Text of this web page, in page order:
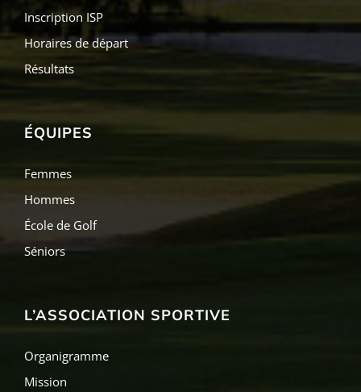
Inscription ISP
Horaires de départ
Résultats
ÉQUIPES
Femmes
Hommes
École de Golf
Séniors
L’ASSOCIATION SPORTIVE
Organigramme
Mission